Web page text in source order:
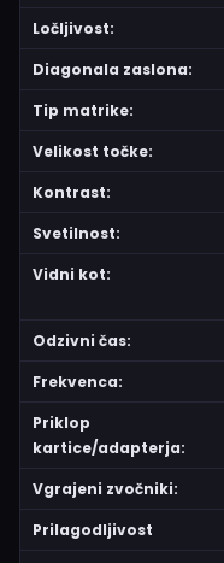
Ločljivost:
Diagonala zaslona:
Tip matrike:
Velikost točke:
Kontrast:
Svetilnost:
Vidni kot:
Odzivni čas:
Frekvenca:
Priklop
kartice/adapterja:
Vgrajeni zvočniki:
Prilagodljivost